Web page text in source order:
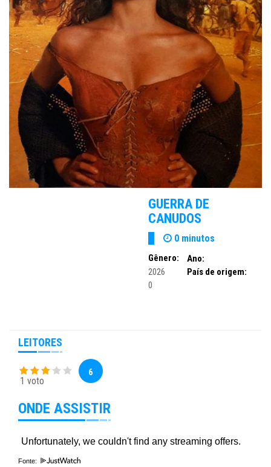
GUERRA DE
CANUDOS
0 minutos
Gênero:
Ano:
2026
País de origem:
0
LEITORES
1 voto
6
ONDE ASSISTIR
Fonte: